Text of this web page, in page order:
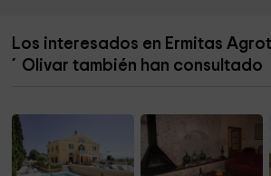
Parroquia de Galilea
Los interesados en Ermitas
´Olivar también han consultado